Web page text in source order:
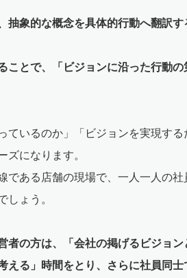
象的な概念を具体的行動へ翻訳
とで、「ビジョンに沿った行動
いるのか」「ビジョンを実現す
になります。
ある店舗の現場で、一人一人の
ょう。
者の方は、「会社の掲げるビジョ
る」時間をとり、さらに社員同